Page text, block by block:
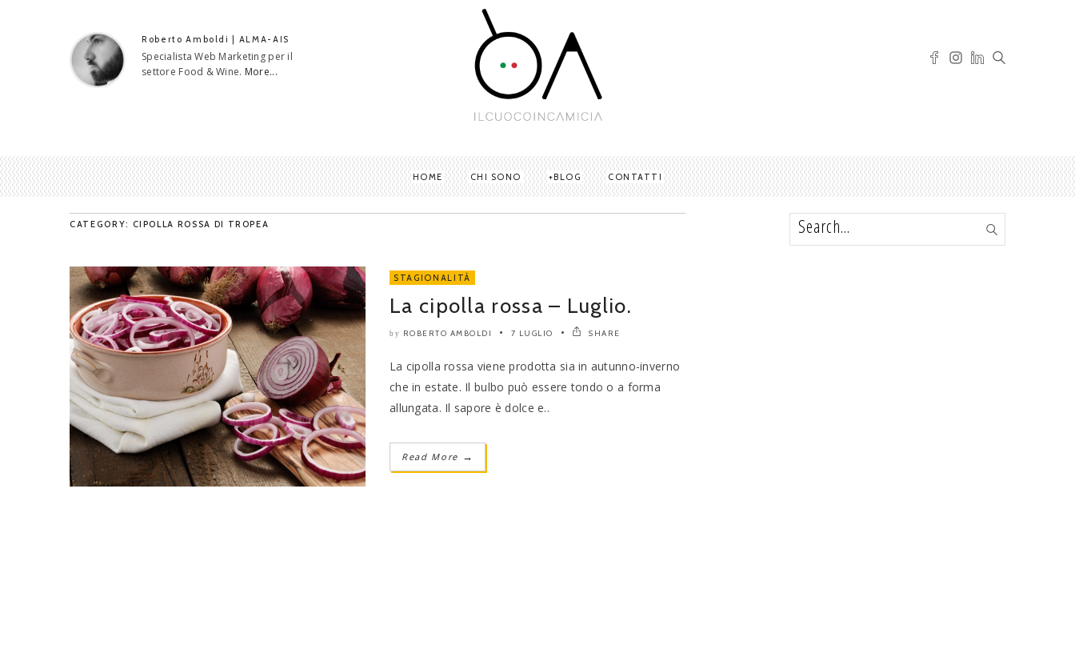
Roberto Amboldi | ALMA-AIS
Specialista Web Marketing per il
settore Food & Wine. More...
HOME CHI SONO BLOG CONTATTI
CATEGORY: CIPOLLA ROSSA DI TROPEA
STAGIONALITÀ
La cipolla rossa – Luglio.
by ROBERTO AMBOLDI 7 LUGLIO SHARE
La cipolla rossa viene prodotta sia in autunno-inverno
che in estate. Il bulbo può essere tondo o a forma
allungata. Il sapore è dolce e..
Read More →